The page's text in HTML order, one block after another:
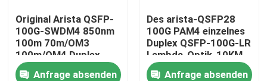
Qualitätskontrolle
Treten Sie mit uns in Verbindung
Original Arista QSFP-
100G-SWDM4 850nm
100m 70m/OM3
100m/OM4 Duplex-
MMF-Empfänger
Anfrage absenden
Des arista-QSFP28
100G PAM4 einzelnes
Duplex QSFP-100G-LR
Lambda-Optik-10KM
SMF LC
Anfrage absenden